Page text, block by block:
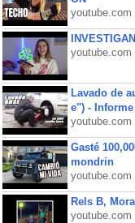
youtube.com
youtube.com
Lavado de
e") - Informe
youtube.com
Gasté
mondrin
youtube.com
Rels B,
youtube.com